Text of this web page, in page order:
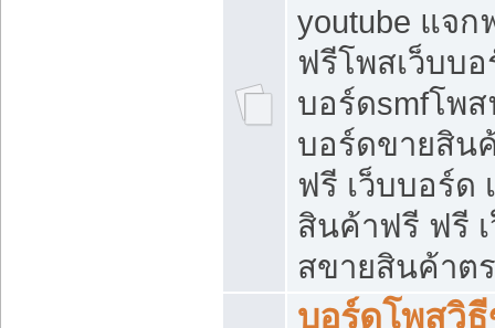
youtube แจก
ฟรีโพสเว็บบอ
บอร์ดsmfโพ
บอร์ดขายสิน
ฟรี เว็บบอร์ด
สินค้าฟรี ฟรี
สขายสินค้าต
บอร์ดโพสวิ